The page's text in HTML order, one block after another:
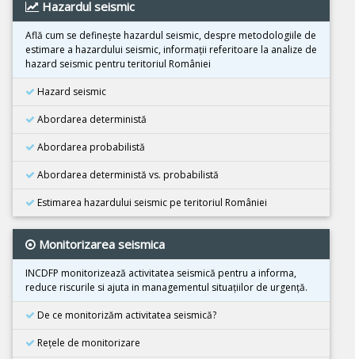
25 Octombrie 2025
Cutremur M4.2, Zona seismica Vrancea
22 Octombrie 2025
Cutremur M4.2, Zona seismica Vrancea
Cutremur M7.4, Filipine
30 Septembrie 2025
Cutremur M7.8, Kamceatka
13 Septembrie 2025
Cutremur M7.4, Kamceatka
31 August 2025
Cutremur M6.0, Afganistan
24 August 2025
Hazardul seismic
Află cum se defineşte hazardul seismic, despre metodologiile de
estimare a hazardului seismic, informaţii referitoare la analize de
hazard seismic pentru teritoriul României
Hazard seismic
Abordarea deterministă
Abordarea probabilistă
Abordarea deterministă vs. probabilistă
Estimarea hazardului seismic pe teritoriul României
Monitorizarea seismica
INCDFP monitorizează activitatea seismică pentru a informa,
reduce riscurile si ajuta in managementul situaţiilor de urgenţă.
De ce monitorizăm activitatea seismică?
Reţele de monitorizare